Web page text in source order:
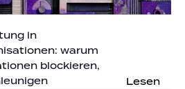
in
warum
blockieren,
Lesen